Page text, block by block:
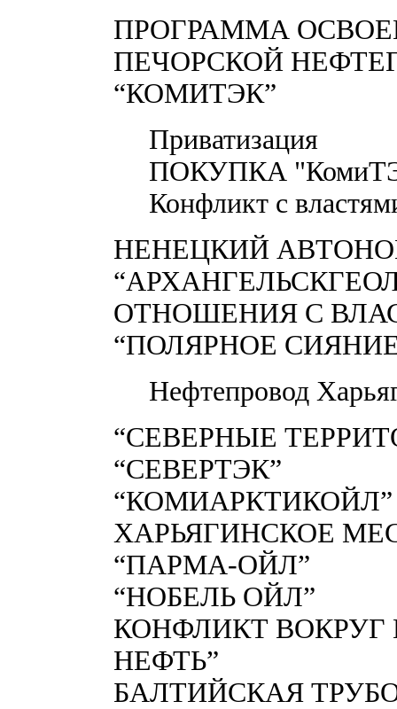
ПРОГРАММА
ПЕЧОРСКОЙ
“КОМИТЭК”
Приватизация
ПОКУПКА
Конфликт с
НЕНЕЦКИЙ
ОТНОШЕНИЯ С
“ПОЛЯРНОЕ
Нефтепровод
“СЕВЕРНЫЕ
“СЕВЕРТЭК”
“КОМИАРКТИКОЙЛ”
ХАРЬЯГИНСКОЕ
“ПАРМА-ОЙЛ”
“НОБЕЛЬ ОЙЛ”
КОНФЛИКТ
НЕФТЬ”
БАЛТИЙСКАЯ